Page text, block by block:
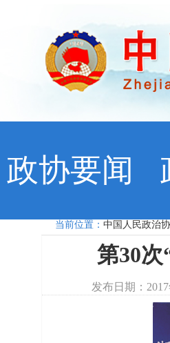
政协要闻
当前位置： 中国人民政治
第30次
发布日期：